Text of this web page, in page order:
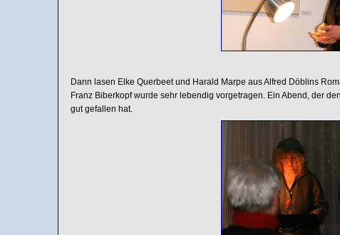
Dann lasen Elke Querbeet und Harald Marpe aus Alfred Döblins
Franz Biberkopf wurde sehr lebendig vorgetragen. Ein Abend, der
gut gefallen hat.